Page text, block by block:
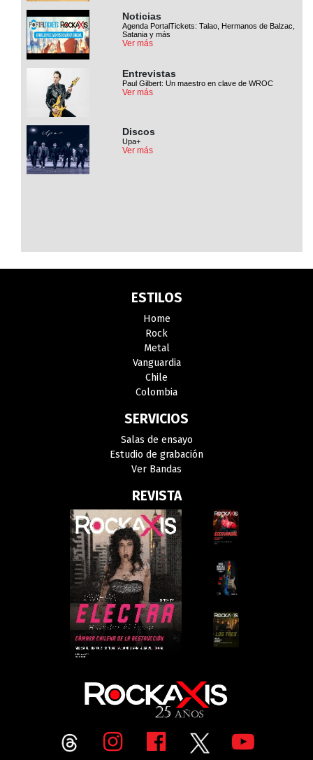
Noticias
Agenda PortalTickets: Talao, Hermanos de Balzac,
Satania y más
Ver más
Entrevistas
Paul Gilbert: Un maestro en clave de WROC
Ver más
Discos
Upa+
Ver más
ESTILOS
Home
Rock
Metal
Vanguardia
Chile
Colombia
SERVICIOS
Salas de ensayo
Estudio de grabación
Ver Bandas
REVISTA